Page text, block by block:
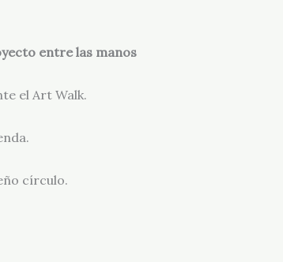
entre las manos
el Art Walk.
círculo.